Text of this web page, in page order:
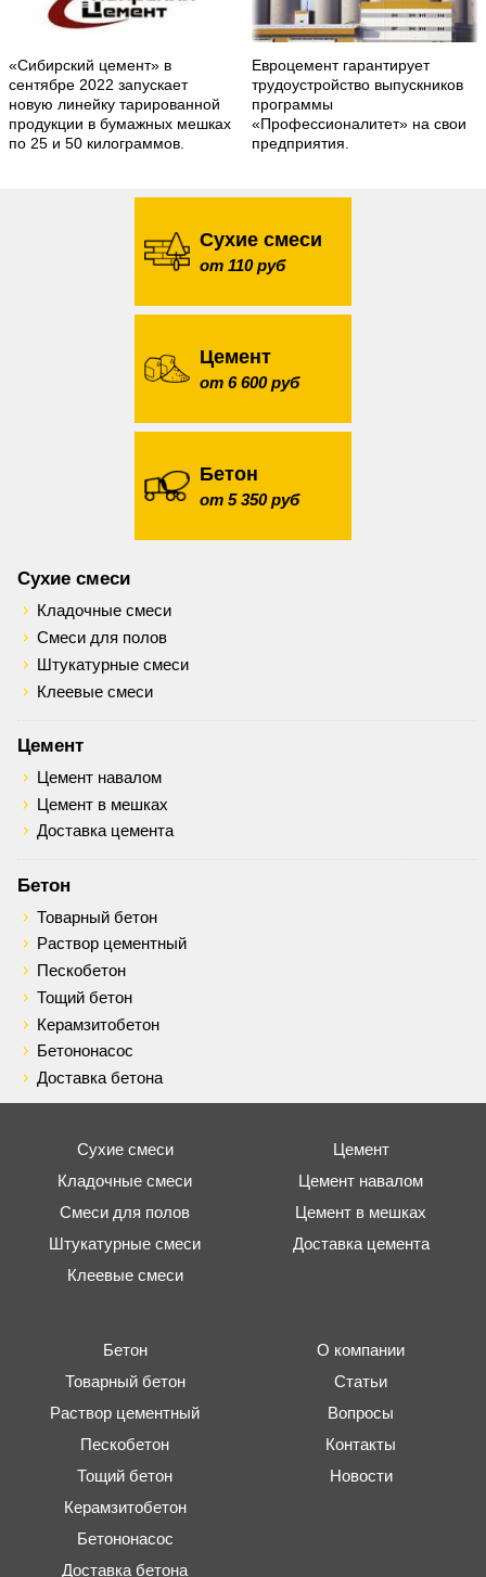
«Сибирский цемент» в
сентябре 2022 запускает
новую линейку тарированной
продукции в бумажных мешках
по 25 и 50 килограммов.
Евроцемент гарантирует
трудоустройство выпускников
программы
«Профессионалитет» на свои
предприятия.
Сухие смеси
от 110 руб
Цемент
от 6 600 руб
Бетон
от 5 350 руб
Сухие смеси
Кладочные смеси
Смеси для полов
Штукатурные смеси
Клеевые смеси
Цемент
Цемент навалом
Цемент в мешках
Доставка цемента
Бетон
Товарный бетон
Раствор цементный
Пескобетон
Тощий бетон
Керамзитобетон
Бетононасос
Доставка бетона
Сухие смеси
Кладочные смеси
Смеси для полов
Штукатурные смеси
Клеевые смеси
Цемент
Цемент навалом
Цемент в мешках
Доставка цемента
Бетон
Товарный бетон
Раствор цементный
Пескобетон
Тощий бетон
Керамзитобетон
Бетононасос
Доставка бетона
О компании
Статьи
Вопросы
Контакты
Новости